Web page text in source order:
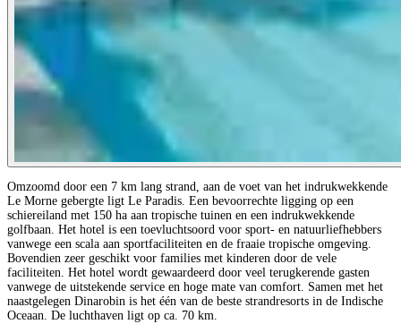
Omzoomd door een 7 km lang strand, aan de voet van het indrukwekkende
Le Morne gebergte ligt Le Paradis. Een bevoorrechte ligging op een
schiereiland met 150 ha aan tropische tuinen en een indrukwekkende
golfbaan. Het hotel is een toevluchtsoord voor sport- en natuurliefhebbers
vanwege een scala aan sportfaciliteiten en de fraaie tropische omgeving.
Bovendien zeer geschikt voor families met kinderen door de vele
faciliteiten. Het hotel wordt gewaardeerd door veel terugkerende gasten
vanwege de uitstekende service en hoge mate van comfort. Samen met het
naastgelegen Dinarobin is het één van de beste strandresorts in de Indische
Oceaan. De luchthaven ligt op ca. 70 km.